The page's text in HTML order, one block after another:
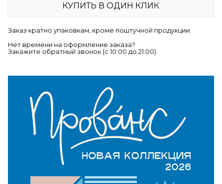
КУПИТЬ В ОДИН КЛИК
Заказ кратно упаковкам, кроме поштучной продукции.
Нет времени на оформление заказа?
Закажите обратный звонок (c 10:00 до 21:00)